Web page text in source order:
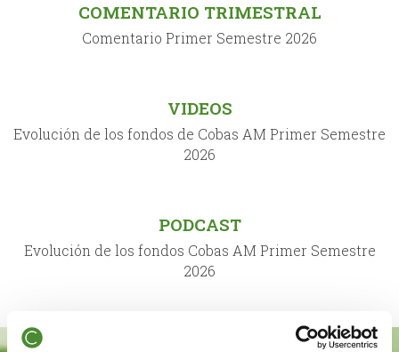
COMENTARIO TRIMESTRAL
Comentario Primer Semestre 2026
VIDEOS
Evolución de los fondos de Cobas AM Primer Semestre
2026
PODCAST
Evolución de los fondos Cobas AM Primer Semestre
2026